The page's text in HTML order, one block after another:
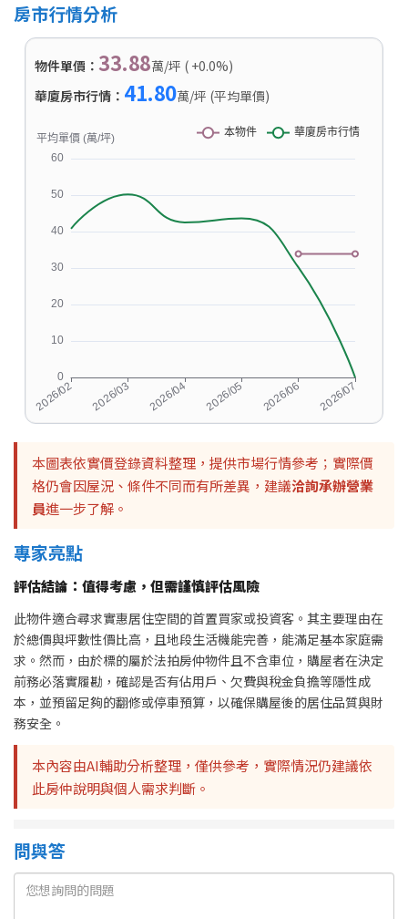
房市行情分析
物件單價： 33.88萬/坪 ( +0.0%)
華廈房市行情： 41.80萬/坪 (平均單價)
本圖表依實價登錄資料整理，提供市場行情參考；實際價
格仍會因屋況、條件不同而有所差異，建議洽詢承辦營業
員進一步了解。
專家亮點
評估結論：值得考慮，但需謹慎評估風險
此物件適合尋求實惠居住空間的首置買家或投資客。其主要理由在
於總價與坪數性價比高，且地段生活機能完善，能滿足基本家庭需
求。然而，由於標的屬於法拍房仲物件且不含車位，購屋者在決定
前務必落實履勘，確認是否有佔用戶、欠費與稅金負擔等隱性成
本，並預留足夠的翻修或停車預算，以確保購屋後的居住品質與財
務安全。
本內容由AI輔助分析整理，僅供參考，實際情況仍建議依
此房仲說明與個人需求判斷。
問與答